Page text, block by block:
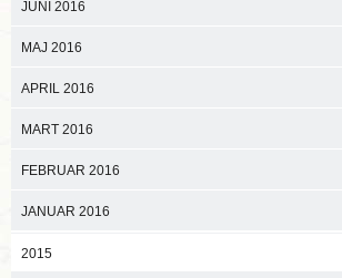
JUNI 2016
MAJ 2016
APRIL 2016
MART 2016
FEBRUAR 2016
JANUAR 2016
2015